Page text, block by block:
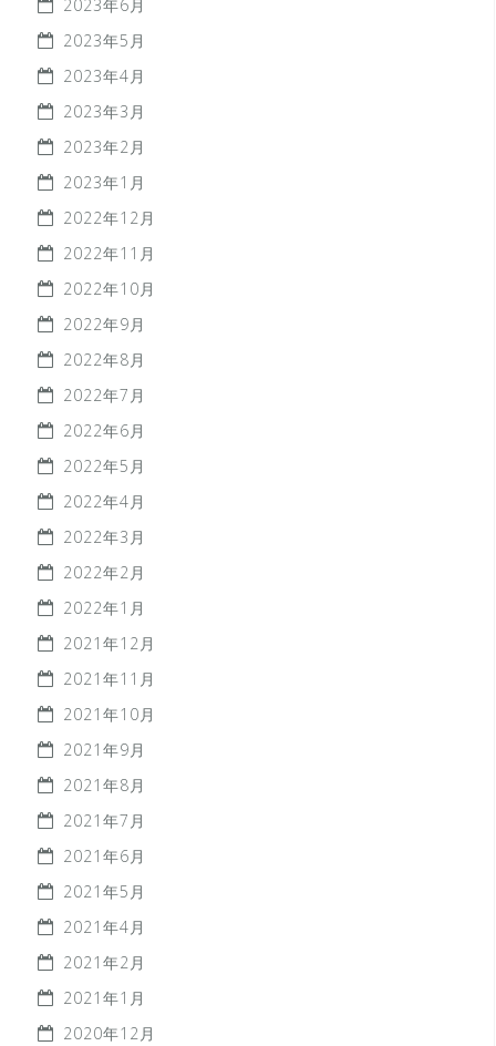
2023年6月
2023年5月
2023年4月
2023年3月
2023年2月
2023年1月
2022年12月
2022年11月
2022年10月
2022年9月
2022年8月
2022年7月
2022年6月
2022年5月
2022年4月
2022年3月
2022年2月
2022年1月
2021年12月
2021年11月
2021年10月
2021年9月
2021年8月
2021年7月
2021年6月
2021年5月
2021年4月
2021年2月
2021年1月
2020年12月